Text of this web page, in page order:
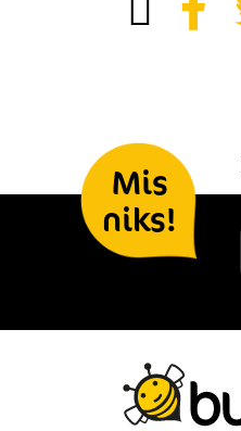
Mis
niks!